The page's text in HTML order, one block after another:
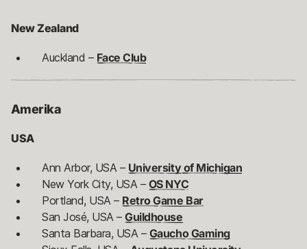
New Zealand
Auckland – Face Club
Amerika
USA
Ann Arbor, USA – Universityof Michigan
New York City, USA – OS NYC
Portland, USA – Retro Game Bar
San José, USA –Guildhouse
Santa Barbara, USA – Gaucho Gaming